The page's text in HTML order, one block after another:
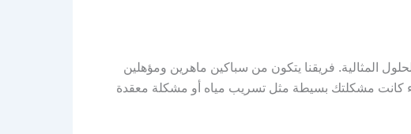
المثالية. فريقنا يتكون من سباكين ماهرين ومؤهلين
كانت مشكلتك بسيطة مثل تسريب مياه أو مشكلة معقدة